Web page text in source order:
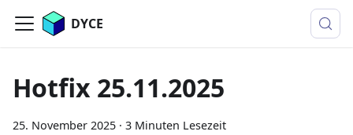
DYCE
Hotfix 25.11.2025
25. November 2025 · 3 Minuten Lesezeit